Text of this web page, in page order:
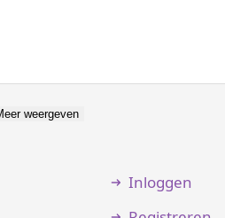
weergeven
Inloggen